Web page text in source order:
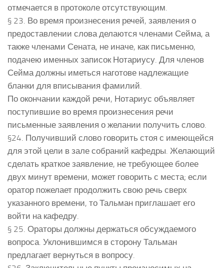
отмечается в протоколе отсутствующим.
§ 23. Во время произнесения речей, заявления о
предоставлении слова делаются членами Сейма, а
также членами Сената, не иначе, как письменно,
подачею именных записок Нотариусу. Для членов
Сейма должны иметься наготове надлежащие
бланки для вписывания фамилий.
По окончании каждой речи, Нотариус объявляет
поступившие во время произнесения речи
письменные заявления о желании получить слово.
§24. Получивший слово говорить стоя с имеющейся
для этой цели в зале собраний кафедры. Желающий
сделать краткое заявление, не требующее более
двух минут времени, может говорить с места; если
оратор пожелает продолжить свою речь сверх
указанного времени, то Тальман приглашает его
войти на кафедру.
§ 25. Ораторы должны держаться обсуждаемого
вопроса. Уклонившимся в сторону Тальман
предлагает вернуться в вопросу.